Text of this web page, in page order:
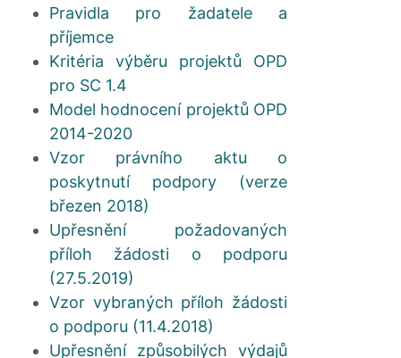
Pravidla pro žadatele a
příjemce
Kritéria výběru projektů OPD
pro SC 1.4
Model hodnocení projektů OPD
2014-2020
Vzor právního aktu o
poskytnutí podpory (verze
březen 2018)
Upřesnění požadovaných
příloh žádosti o podporu
(27.5.2019)
Vzor vybraných příloh žádosti
o podporu (11.4.2018)
Upřesnění způsobilých výdajů